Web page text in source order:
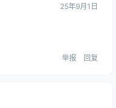
25年9月1日
举报 回复